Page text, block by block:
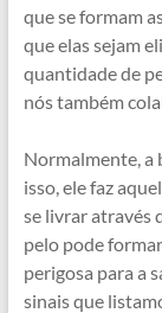
que se formam
que elas sejam
quantidade de
nós também
Normalmente, a
isso, ele faz
se livrar através
pelo pode
perigosa para a
sinais que